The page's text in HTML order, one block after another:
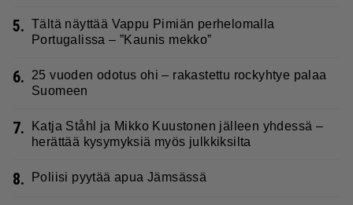
5. Tältä näyttää Vappu Pimiän perhelomalla
Portugalissa – ”Kaunis mekko”
6.
25 vuoden odotus ohi – rakastettu rockyhtye palaa
Suomeen
7.
Katja Ståhl ja Mikko Kuustonen jälleen yhdessä –
herättää kysymyksiä myös julkkiksilta
8. Poliisi pyytää apua Jämsässä